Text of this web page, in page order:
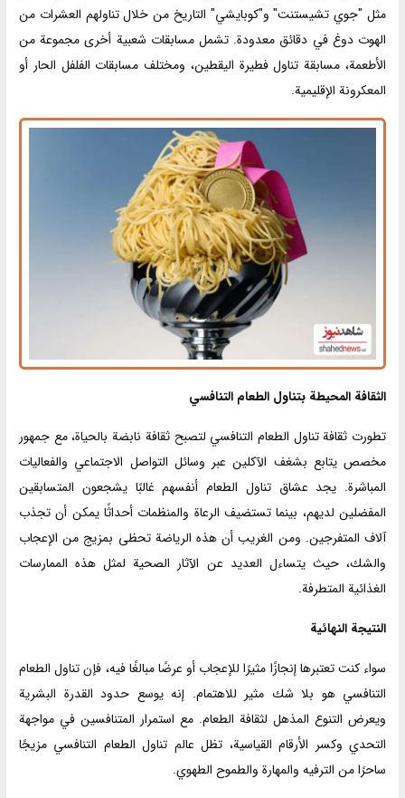
مثل "جوي تشيستنت" و"كوبايشي" التاريخ من خلال تناولهم العشرات من
الهوت دوغ في دقائق معدودة. تشمل مسابقات شعبية أخرى مجموعة من
الأطعمة، مسابقة تناول فطيرة اليقطين، ومختلف مسابقات الفلفل الحار أو
المعكرونة الإقليمية.
الثقافة المحيطة بتناول الطعام التنافسي
تطورت ثقافة تناول الطعام التنافسي لتصبح ثقافة نابضة بالحياة، مع جمهور
مخصص يتابع بشغف الآكلين عبر وسائل التواصل الاجتماعي والفعاليات
المباشرة. يجد عشاق تناول الطعام أنفسهم غالبًا يشجعون المتسابقين
المفضلين لديهم، بينما تستضيف الرعاة والمنظمات أحداثًا يمكن أن تجذب
آلاف المتفرجين. ومن الغريب أن هذه الرياضة تحظى بمزيج من الإعجاب
والشك، حيث يتساءل العديد عن الآثار الصحية لمثل هذه الممارسات
الغذائية المتطرفة.
النتيجة النهائية
سواء كنت تعتبرها إنجازًا مثيرًا للإعجاب أو عرضًا مبالغًا فيه، فإن تناول الطعام
التنافسي هو بلا شك مثير للاهتمام. إنه يوسع حدود القدرة البشرية
ويعرض التنوع المذهل لثقافة الطعام. مع استمرار المتنافسين في مواجهة
التحدي وكسر الأرقام القياسية، تظل عالم تناول الطعام التنافسي مزيجًا
ساحرًا من الترفيه والمهارة والطموح الطهوي.